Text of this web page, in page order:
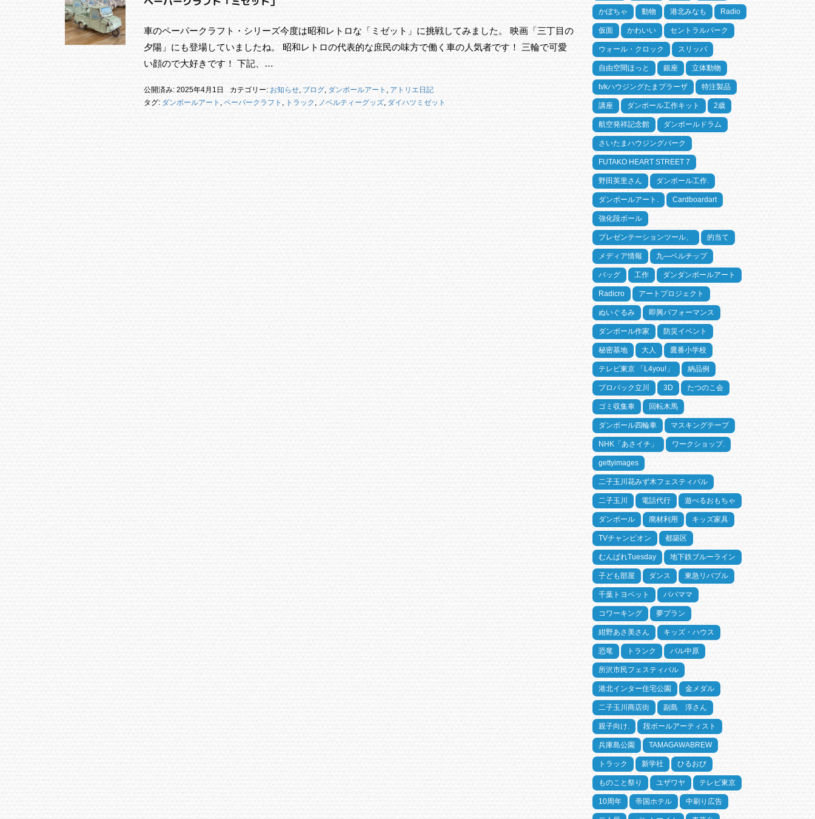
車のペーパークラフト・シリーズ今度は昭和レトロな「ミゼット」に挑戦してみました。 映画「三丁目の
夕陽」にも登場していましたね。 昭和レトロの代表的な庶民の味方で働く車の人気者です！ 三輪で可愛
い顔ので大好きです！ 下記、…
公開済み: 2025年4月1日 カテゴリー: お知らせ, ブログ, ダンボールアート , アトリエ日記
タグ: ダンボールアート , ペーパークラフト , トラック , ノベルティーグッズ, ダイハツミゼット
かぼちゃ 動物 港北みなも Radio
仮面 かわいい セントラルパーク
ウォール・クロック スリッパ
自由空間ほっと 銀座 立体動物
tvkハウジングたまプラーザ 特注製品
講座 ダンボール工作キット 2歳
航空発祥記念館 ダンボールドラム
さいたまハウジングパーク
FUTAKO HEART STREET 7
野田英里さん ダンボール工作.
ダンボールアート. Cardboardart
強化段ボール
プレゼンテーションツール、 的当て
メディア情報 九―ベルチップ
バッグ 工作 ダンダンボールアート
Radicro アートプロジェクト
ぬいぐるみ 即興パフォーマンス
ダンボール作家 防災イベント
秘密基地 大人 鷹番小学校
テレビ東京 「L4you!」 納品例
プロパック立川 3D たつのこ会
ゴミ収集車 回転木馬
ダンボール四輪車 マスキングテープ
NHK「あさイチ」 ワークショップ.
gettyimages
二子玉川花みず木フェスティバル
二子玉川 電話代行 遊べるおもちゃ
ダンボール 廃材利用 キッズ家具
TVチャンピオン 都築区
むんぱれTuesday 地下鉄ブルーライン
子ども部屋 ダンス 東急リバブル
千葉トヨペット パパママ
コワーキング 夢プラン
紺野あさ美さん キッズ・ハウス
恐竜 トランク パル中原
所沢市民フェスティバル
港北インター住宅公園 金メダル
二子玉川商店街 副島 淳さん
親子向け. 段ボールアーティスト
兵庫島公園 TAMAGAWABREW
トラック 新学社 ひるおび
ものこと祭り ユザワヤ テレビ東京
10周年 帝国ホテル 中刷り広告